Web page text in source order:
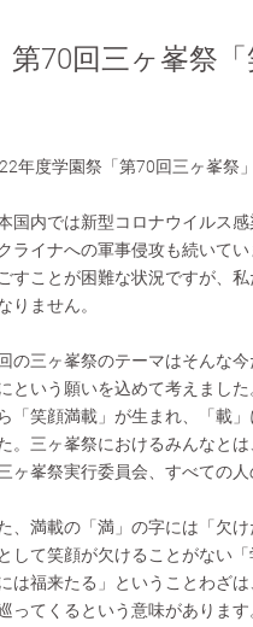
第70回三ヶ峯祭
年度学園祭「第70回三ヶ峯祭
国内では新型コロナウイルス
ライナへの軍事侵攻も続いて
すことが困難な状況ですが、
りません。
の三ヶ峯祭のテーマはそんな
という願いを込めて考えまし
「笑顔満載」が生まれ、「載
。三ヶ峯祭におけるみんなと
ヶ峯祭実行委員会、すべての人
、満載の「満」の字には「欠
して笑顔が欠けることがない
は福来たる」ということわざ
ってくるという意味がありま